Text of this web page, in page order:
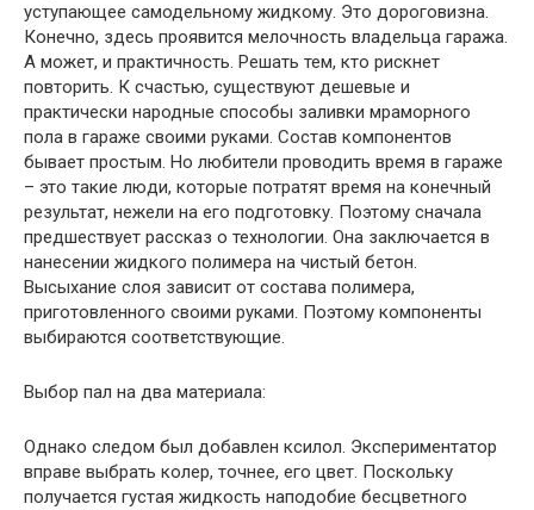
уступающее самодельному жидкому. Это дороговизна.
Конечно, здесь проявится мелочность владельца гаража.
А может, и практичность. Решать тем, кто рискнет
повторить. К счастью, существуют дешевые и
практически народные способы заливки мраморного
пола в гараже своими руками. Состав компонентов
бывает простым. Но любители проводить время в гараже
– это такие люди, которые потратят время на конечный
результат, нежели на его подготовку. Поэтому сначала
предшествует рассказ о технологии. Она заключается в
нанесении жидкого полимера на чистый бетон.
Высыхание слоя зависит от состава полимера,
приготовленного своими руками. Поэтому компоненты
выбираются соответствующие.
Выбор пал на два материала:
Однако следом был добавлен ксилол. Экспериментатор
вправе выбрать колер, точнее, его цвет. Поскольку
получается густая жидкость наподобие бесцветного